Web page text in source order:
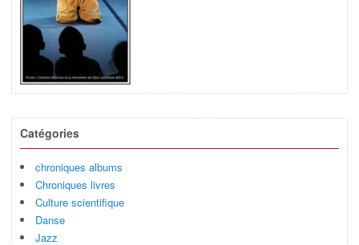
Catégories
chroniques albums
Chroniques livres
Culture scientifique
Danse
Jazz